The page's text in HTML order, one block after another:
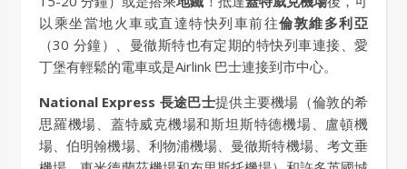
以乘坐當地火車或直達特快列車前往倫敦維多利亞
（30 分鐘）、曼徹斯特也有定期的特快列車連接、愛
丁堡有輕鬆的電車或是Airlink 巴士連接到市中心。
National Express 長途巴士提供主要機場（倫敦的希
思羅機場、蓋特威克機場和斯坦斯特德機場、盧頓機
場、伯明翰機場、利物浦機場、曼徹斯特機場、考文垂